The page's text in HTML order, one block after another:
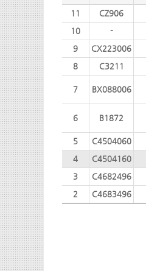
11 CZ906
10
-
9
CX223006
8
C3211
7 BX088006
6 B1872
5 C4504060
4
C4504160
3
C4682496
2
C4683496